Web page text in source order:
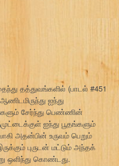
தத்துவங்களில் (பாடல் #451
ஐந்து
சேர்ந்து பெண்ணின்
ஐந்து பூதங்களும்
அதன்பின் உருவம் பெறும்
புருடன் மட்டும் அந்தக்
ஒளிந்து கொண்டது.